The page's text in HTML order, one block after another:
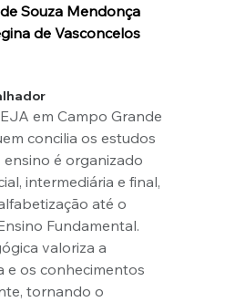
Souza Mendonça
de Vasconcelos
em Campo Grande
concilia os estudos
é organizado
intermediária e final,
até o
Fundamental.
valoriza a
e os conhecimentos
tornando o